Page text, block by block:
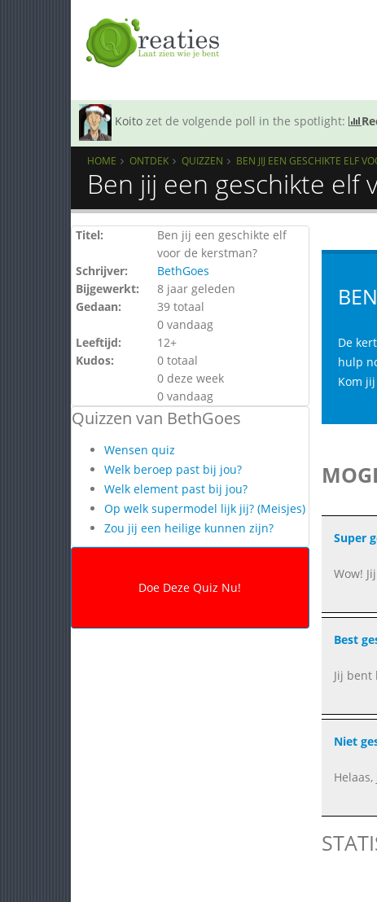
Koito zet de volgende poll in the spotlight:
HOME ONTDEK QUIZZEN BEN JIJ EEN GESCHIKTE ELF
Ben jij een geschikte elf
Titel:
Ben jij een geschikte elf
voor de kerstman?
Schrijver:
BethGoes
Bijgewerkt:
8 jaar geleden
Gedaan:
39 totaal
0 vandaag
Leeftijd:
12+
Kudos:
0 totaal
0 deze week
0 vandaag
Quizzen van BethGoes
Wensen quiz
Welk beroep past bij jou?
Welk element past bij jou?
Op welk supermodel lijk jij? (Meisjes)
Zou jij een heilige kunnen zijn?
De
hulp
Kom
Super
Wow!
Best
Jij bent
Niet